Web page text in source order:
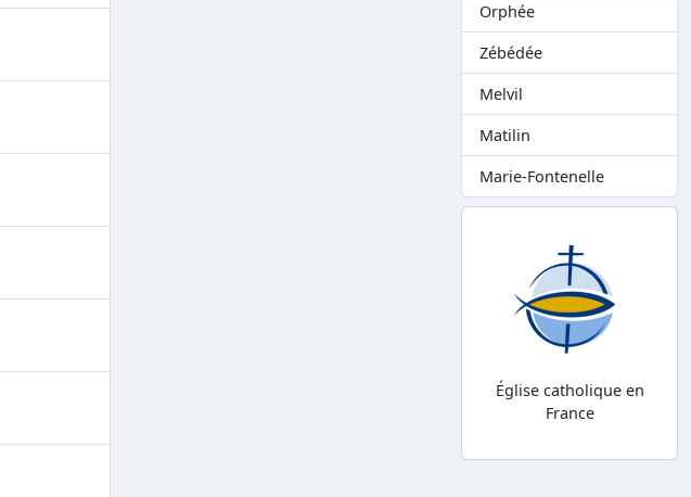
Orphée
Zébédée
Melvil
Matilin
Marie-Fontenelle
Église catholique en
France